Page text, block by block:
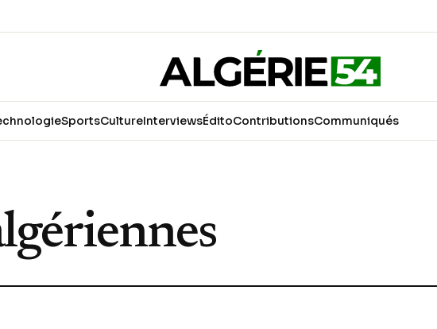
SportsCultureInterviewsÉditoContributionsCommuniqués